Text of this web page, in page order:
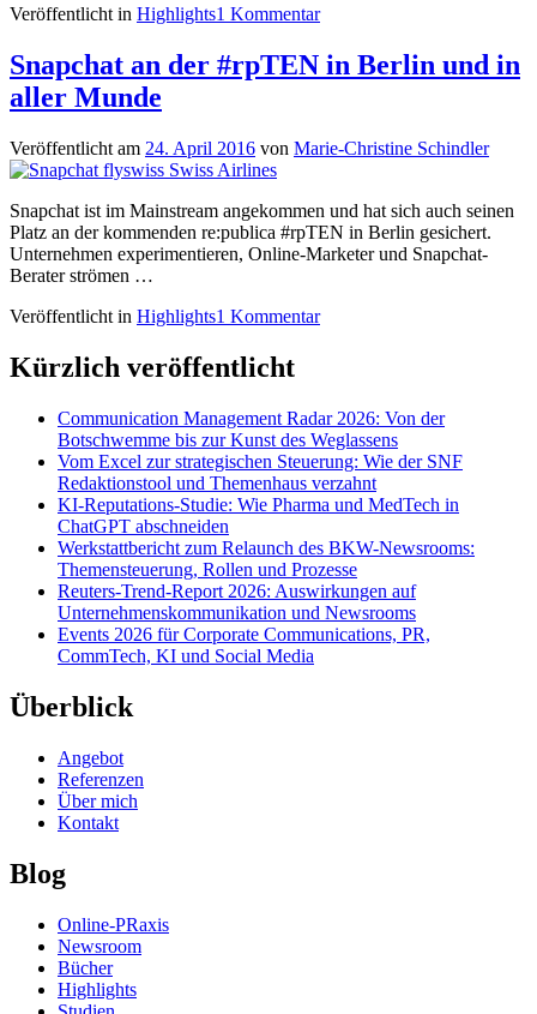
Veröffentlicht in Highlights1 Kommentar
Snapchat an der #rpTEN in Berlin und in
aller Munde
Veröffentlicht am 24. April 2016 von Marie-Christine Schindler
Snapchat ist im Mainstream angekommen und hat sich auch seinen
Platz an der kommenden re:publica #rpTEN in Berlin gesichert.
Unternehmen experimentieren, Online-Marketer und Snapchat-
Berater strömen …
Veröffentlicht in Highlights1 Kommentar
Kürzlich veröffentlicht
Communication Management Radar 2026: Von der
Botschwemme bis zur Kunst des Weglassens
Vom Excel zur strategischen Steuerung: Wie der SNF
Redaktionstool und Themenhaus verzahnt
KI-Reputations-Studie: Wie Pharma und MedTech in
ChatGPT abschneiden
Werkstattbericht zum Relaunch des BKW-Newsrooms:
Themensteuerung, Rollen und Prozesse
Reuters-Trend-Report 2026: Auswirkungen auf
Unternehmenskommunikation und Newsrooms
Events 2026 für Corporate Communications, PR,
CommTech, KI und Social Media
Überblick
Angebot
Referenzen
Über mich
Kontakt
Blog
Online-PRaxis
Newsroom
Bücher
Highlights